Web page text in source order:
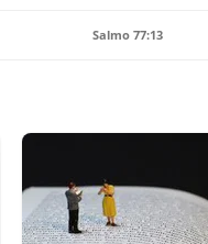
Salmo 77:13